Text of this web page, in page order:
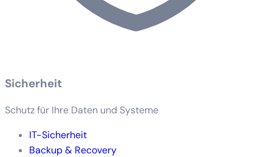
Sicherheit
Schutz für Ihre Daten und Systeme
IT-Sicherheit
Backup & Recovery